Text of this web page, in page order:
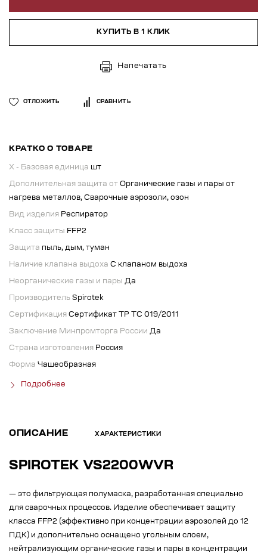
КУПИТЬ В 1 КЛИК
Напечатать
ОТЛОЖИТЬ СРАВНИТЬ
КРАТКО О ТОВАРЕ
X - Базовая единица шт
Дополнительная защита от Органические газы и пары от
нагрева металлов, Сварочные аэрозоли, озон
Вид изделия Респиратор
Класс защиты FFP2
Защита пыль, дым, туман
Наличие клапана выдоха С клапаном выдоха
Неорганические газы и пары Да
Производитель Spirotek
Сертификация Сертификат ТР ТС 019/2011
Заключение Минпромторга России Да
Страна изготовления Россия
Форма Чашеобразная
Подробнее
ОПИСАНИЕ ХАРАКТЕРИСТИКИ
SPIROTEK VS2200WVR
— это фильтрующая полумаска, разработанная специально
для сварочных процессов. Изделие обеспечивает защиту
класса FFP2 (эффективно при концентрации аэрозолей до 12
ПДК) и дополнительно оснащено угольным слоем,
нейтрализующим органические газы и пары в концентрации